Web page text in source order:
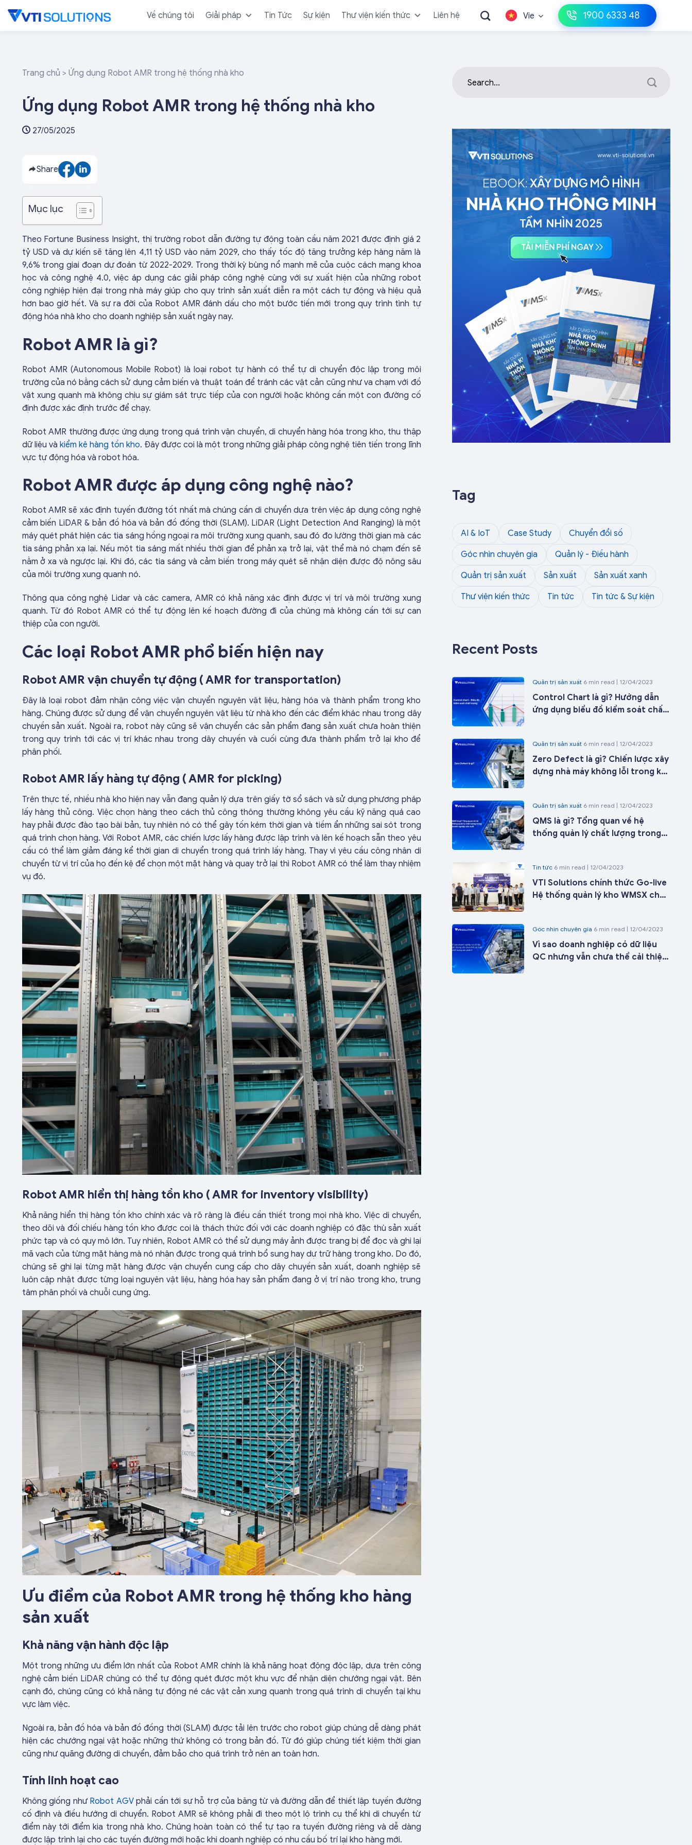
Về chúng tôi Giải pháp Tin Tức Sự kiện Thư viện kiến thức Liên hệ Vie 1900 6333 48
Trang chủ > Ứng dụng Robot AMR trong hệ thống nhà kho
Ứng dụng Robot AMR trong hệ thống nhà kho
27/05/2025
Share
Mục lục
Theo Fortune Business Insight, thị trường robot dẫn đường tự động toàn cầu năm 2021 được định giá 2
tỷ USD và dự kiến sẽ tăng lên 4,11 tỷ USD vào năm 2029, cho thấy tốc độ tăng trưởng kép hàng năm là
9,6% trong giai đoạn dự đoán từ 2022-2029. Trong thời kỳ bùng nổ mạnh mẽ của cuộc cách mạng khoa
học và công nghệ 4.0, việc áp dụng các giải pháp công nghệ cùng với sự xuất hiện của những robot
công nghiệp hiện đại trong nhà máy giúp cho quy trình sản xuất diễn ra một cách tự động và hiệu quả
hơn bao giờ hết. Và sự ra đời của Robot AMR đánh dấu cho một bước tiến mới trong quy trình tình tự
động hóa nhà kho cho doanh nghiệp sản xuất ngày nay.
Robot AMR là gì?
Robot AMR (Autonomous Mobile Robot) là loại robot tự hành có thể tự di chuyển độc lập trong môi
trường của nó bằng cách sử dụng cảm biến và thuật toán để tránh các vật cản cũng như va chạm với đồ
vật xung quanh mà không chịu sự giám sát trực tiếp của con người hoặc không cần một con đường cố
định được xác định trước để chạy.
Robot AMR thường được ứng dụng trong quá trình vận chuyển, di chuyển hàng hóa trong kho, thu thập
dữ liệu và kiểm kê hàng tồn kho. Đây được coi là một trong những giải pháp công nghệ tiên tiến trong lĩnh
vực tự động hóa và robot hóa.
Robot AMR được áp dụng công nghệ nào?
Robot AMR sẽ xác định tuyến đường tốt nhất mà chúng cần di chuyển dựa trên việc áp dụng công nghệ
cảm biến LiDAR & bản đồ hóa và bản đồ đồng thời (SLAM). LiDAR (Light Detection And Ranging) là một
máy quét phát hiện các tia sáng hồng ngoại ra môi trường xung quanh, sau đó đo lường thời gian mà các
tia sáng phản xạ lại. Nếu một tia sáng mất nhiều thời gian để phản xạ trở lại, vật thể mà nó chạm đến sẽ
nằm ở xa và ngược lại. Khi đó, các tia sáng và cảm biến trong máy quét sẽ nhận diện được độ nông sâu
của môi trường xung quanh nó.
Thông qua công nghệ Lidar và các camera, AMR có khả năng xác định được vị trí và môi trường xung
quanh. Từ đó Robot AMR có thể tự động lên kế hoạch đường đi của chúng mà không cần tới sự can
thiệp của con người.
Các loại Robot AMR phổ biến hiện nay
Robot AMR vận chuyển tự động ( AMR for transportation)
Đây là loại robot đảm nhận công việc vận chuyển nguyên vật liệu, hàng hóa và thành phẩm trong kho
hàng. Chúng được sử dụng để vận chuyển nguyên vật liệu từ nhà kho đến các điểm khác nhau trong dây
chuyền sản xuất. Ngoài ra, robot này cũng sẽ vận chuyển các sản phẩm đang sản xuất chưa hoàn thiện
trong quy trình tới các vị trí khác nhau trong dây chuyền và cuối cùng đưa thành phẩm trở lại kho để
phân phối.
Robot AMR lấy hàng tự động ( AMR for picking)
Trên thực tế, nhiều nhà kho hiện nay vẫn đang quản lý dựa trên giấy tờ sổ sách và sử dụng phương pháp
lấy hàng thủ công. Việc chọn hàng theo cách thủ công thông thường không yêu cầu kỹ năng quá cao
hay phải được đào tạo bài bản, tuy nhiên nó có thể gây tốn kém thời gian và tiềm ẩn những sai sót trong
quá trình chọn hàng. Với Robot AMR, các chiến lược lấy hàng được lập trình và lên kế hoạch sẵn theo yêu
cầu có thể làm giảm đáng kể thời gian di chuyển trong quá trình lấy hàng. Thay vì yêu cầu công nhân di
chuyển từ vị trí của họ đến kệ để chọn một mặt hàng và quay trở lại thì Robot AMR có thể làm thay nhiệm
vụ đó.
Robot AMR hiển thị hàng tồn kho ( AMR for inventory visibility)
Khả năng hiển thị hàng tồn kho chính xác và rõ ràng là điều cần thiết trong mọi nhà kho. Việc di chuyển,
theo dõi và đối chiếu hàng tồn kho được coi là thách thức đối với các doanh nghiệp có đặc thù sản xuất
phức tạp và có quy mô lớn. Tuy nhiên, Robot AMR có thể sử dụng máy ảnh được trang bị để đọc và ghi lại
mã vạch của từng mặt hàng mà nó nhận được trong quá trình bổ sung hay dự trữ hàng trong kho. Do đó,
chúng sẽ ghi lại từng mặt hàng được vận chuyển cung cấp cho dây chuyền sản xuất, doanh nghiệp sẽ
luôn cập nhật được từng loại nguyên vật liệu, hàng hóa hay sản phẩm đang ở vị trí nào trong kho, trung
tâm phân phối và chuỗi cung ứng.
Ưu điểm của Robot AMR trong hệ thống kho hàng
sản xuất
Khả năng vận hành độc lập
Một trong những ưu điểm lớn nhất của Robot AMR chính là khả năng hoạt động độc lập, dựa trên công
nghệ cảm biến LiDAR chúng có thể tự động quét được một khu vực để nhận diện chướng ngại vật. Bên
cạnh đó, chúng cũng có khả năng tự động né các vật cản xung quanh trong quá trình di chuyển tại khu
vực làm việc.
Ngoài ra, bản đồ hóa và bản đồ đồng thời (SLAM) được tải lên trước cho robot giúp chúng dễ dàng phát
hiện các chướng ngại vật hoặc những thứ không có trong bản đồ. Từ đó giúp chúng tiết kiệm thời gian
cũng như quãng đường di chuyển, đảm bảo cho quá trình trở nên an toàn hơn.
Tính linh hoạt cao
Không giống như Robot AGVphải cần tới sự hỗ trợ của băng từ và đường dẫn để thiết lập tuyến đường
cố định và điều hướng di chuyển. Robot AMR sẽ không phải đi theo một lộ trình cụ thể khi di chuyển từ
điểm này tới điểm kia trong nhà kho. Chúng hoàn toàn có thể tự tạo ra tuyến đường riêng và dễ dàng
được lập trình lại cho các tuyến đường mới hoặc khi doanh nghiệp có nhu cầu bố trí lại kho hàng mới.
Tag
AI & IoT Case Study Chuyển đổi số
Góc nhìn chuyên gia Quản lý - Điều hành
Quản trị sản xuất Sản xuất Sản xuất xanh
Thư viện kiến thức Tin tức Tin tức & Sự kiện
Recent Posts
Quản trị sản xuất6 min read | 12/04/2023
Control Chart là gì? Hướng dẫn
ứng dụng biểu đồ kiểm soát chất
Quản trị sản xuất6 min read | 12/04/2023
Zero Defect là gì? Chiến lược xây
dựng nhà máy không lỗi trong kỷ
Quản trị sản xuất6 min read | 12/04/2023
QMS là gì? Tổng quan về hệ
thống quản lý chất lượng trong
Tin tức6 min read | 12/04/2023
VTI Solutions chính thức Go-live
Hệ thống quản lý kho WMSX cho
ngày triển khai
Góc nhìn chuyên gia 6 min read | 12/04/2023
Vì sao doanh nghiệp có dữ liệu
QC nhưng vẫn chưa thể cải thiện